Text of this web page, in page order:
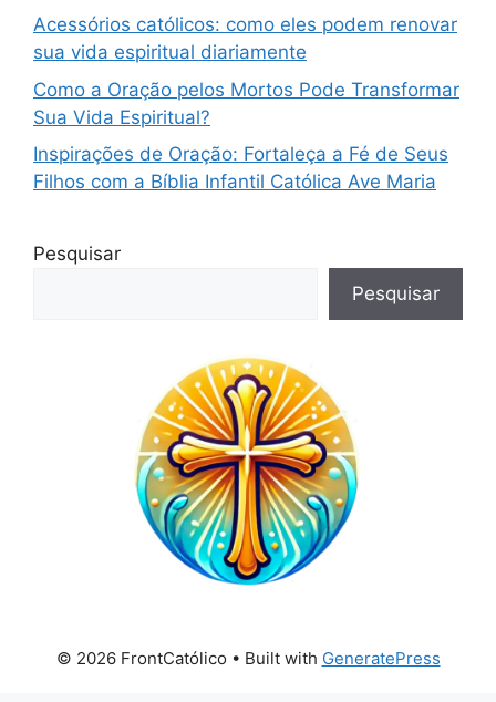
Acessórios católicos: como eles podem renovar
sua vida espiritual diariamente
Como a Oração pelos Mortos Pode Transformar
Sua Vida Espiritual?
Inspirações de Oração: Fortaleça a Fé de Seus
Filhos com a Bíblia Infantil Católica Ave Maria
Pesquisar
Pesquisar
© 2026 FrontCatólico • Built with GeneratePress